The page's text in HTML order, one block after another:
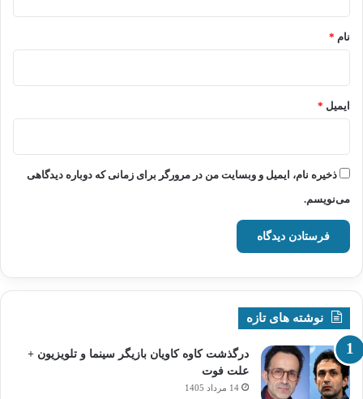
نام *
ایمیل *
ذخیره نام، ایمیل و وبسایت من در مرورگر برای زمانی که دوباره دیدگاهی
می‌نویسم.
نوشته های تازه
درگذشت کاوه کاویان بازیگر سینما و تلویزیون +
علت فوت
14 مرداد 1405